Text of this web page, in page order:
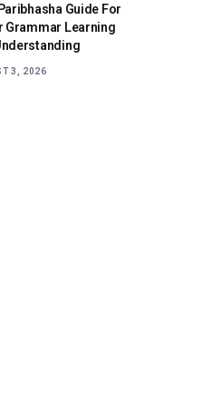
Guide For
Grammar Learning
3, 2026